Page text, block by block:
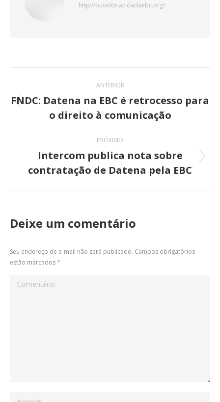
http://ouvidoriacidadaebc.org/
Navegação
de
post:
ANTERIOR
Post
anterior:
FNDC: Datena na EBC é retrocesso para
o direito à comunicação
PRÓXIMO
Próximo
post:
Intercom publica nota sobre
contratação de Datena pela EBC
Deixe um comentário
Seu endereço de e-mail não será publicado. Campos obrigatórios
estão marcados*
Comentário
Nome *